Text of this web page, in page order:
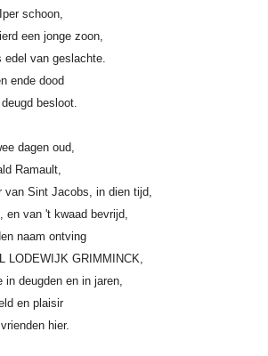
schoon,
een jonge zoon,
edel van geslachte.
ende dood
besloot.
dagen oud,
Ramault,
van Sint Jacobs, in dien tijd,
en van 't kwaad bevrijd,
naam ontving
LODEWIJK GRIMMINCK,
in deugden en in jaren,
en plaisir
hier.